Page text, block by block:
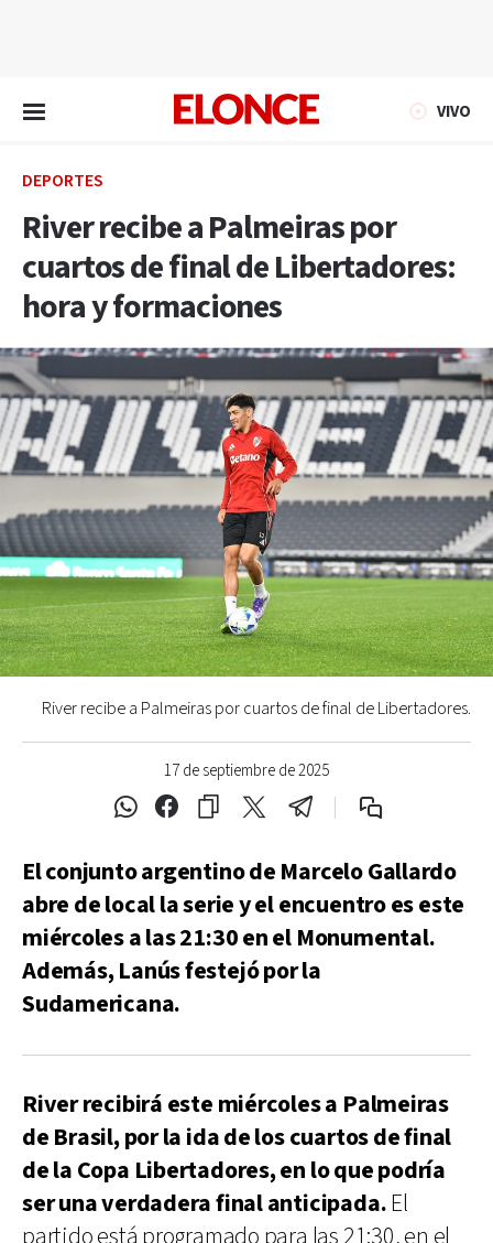
VIVO
DEPORTES
River recibe a Palmeiras por
cuartos de final de Libertadores:
hora y formaciones
17 de septiembre de 2025
River recibe a Palmeiras por cuartos de final de Libertadores.
El conjunto argentino de Marcelo Gallardo
abre de local la serie y el encuentro es este
miércoles a las 21:30 en el Monumental.
Además, Lanús festejó por la
Sudamericana.
River recibirá este miércoles a Palmeiras
de Brasil, por la ida de los cuartos de final
de la Copa Libertadores, en lo que podría
ser una verdadera final anticipada.El
partido está programado para las 21:30, en el